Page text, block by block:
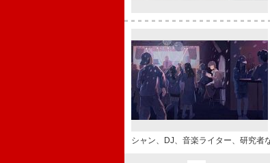
シャン、DJ、音楽ライター、研究者